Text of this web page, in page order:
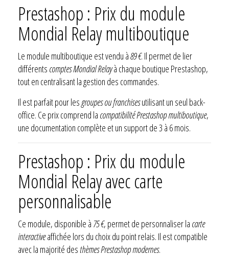
Prestashop : Prix du module
Mondial Relay multiboutique
Le module multiboutique est vendu à89 €. Il permet de lier
différents comptes Mondial Relayà chaque boutique Prestashop,
tout en centralisant la gestion des commandes.
Il est parfait pour les groupes ou franchisesutilisant un seul back-
office. Ce prix comprend la compatibilité Prestashop multiboutique,
une documentation complète et un support de 3 à 6 mois.
Prestashop : Prix du module
Mondial Relay avec carte
personnalisable
Ce module, disponible à 75 €, permet de personnaliser la carte
interactiveaffichée lors du choix du point relais. Il est compatible
avec la majorité desthèmes Prestashop modernes.